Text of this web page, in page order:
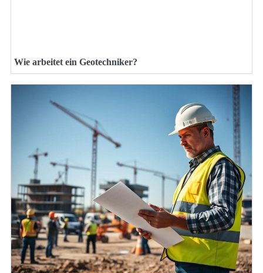
Wie arbeitet ein Geotechniker?